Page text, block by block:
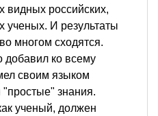
видных российских,
ученых. И результаты
многом сходятся.
добавил ко всему
своим языком
"простые" знания.
ученый, должен